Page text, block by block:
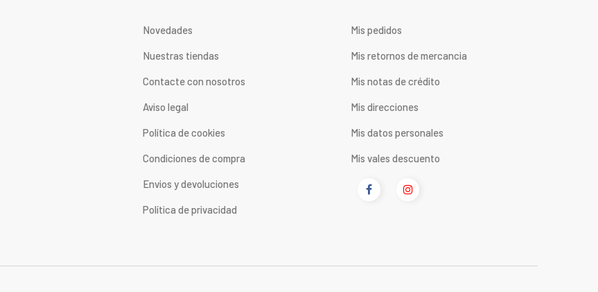
Novedades
Nuestras tiendas
Contacte con nosotros
Aviso legal
Política de cookies
Condiciones de compra
Envios y devoluciones
Política de privacidad
Mis pedidos
Mis retornos de mercancia
Mis notas de crédito
Mis direcciones
Mis datos personales
Mis vales descuento